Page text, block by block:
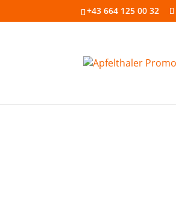
+43 664 125 00 32